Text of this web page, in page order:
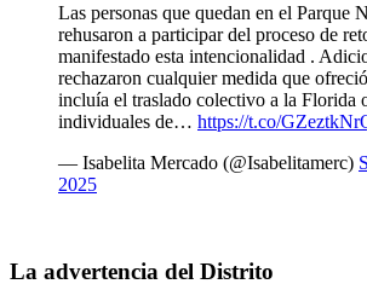
Las personas que quedan en el Parque
rehusaron a participar del proceso de
manifestado esta intencionalidad .
rechazaron cualquier medida que
incluía el traslado colectivo a la Florida
individuales de… https://t.co/
— Isabelita Mercado (@Isabelitamerc)
2025
La advertencia del Distrito